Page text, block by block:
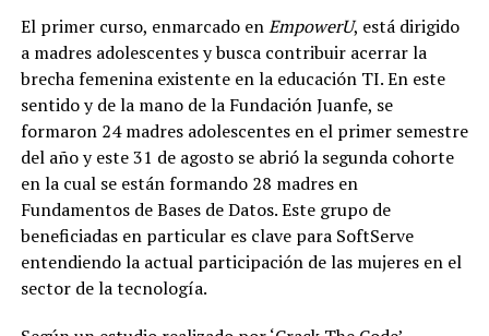
El primer curso, enmarcado enEmpowerU, está dirigido
a madres adolescentes y busca contribuir acerrar la
brecha femenina existente en la educación TI. En este
sentido y de la mano de la Fundación Juanfe, se
formaron 24 madres adolescentes en el primer semestre
del año y este 31 de agosto se abrió la segunda cohorte
en la cual se están formando 28 madres en
Fundamentos de Bases de Datos. Este grupo de
beneficiadas en particular es clave para SoftServe
entendiendo la actual participación de las mujeres en el
sector de la tecnología.